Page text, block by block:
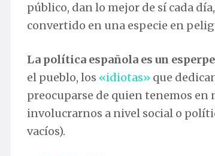
público, dan lo mejor de sí cada
convertido en una especie en
La política española es un
el pueblo, los «idiotas» que
preocuparse de quien tenemos en
involucrarnos a nivel social o
vacíos).